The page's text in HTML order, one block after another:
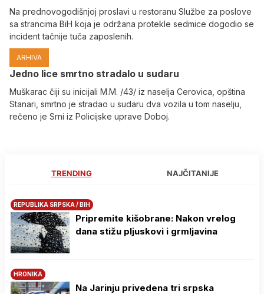
Na prednovogodišnjoj proslavi u restoranu Službe za poslove
sa strancima BiH koja je održana protekle sedmice dogodio se
incident tačnije tuča zaposlenih.
ARHIVA
Јedno lice smrtno stradalo u sudaru
Muškarac čiji su inicijali M.M. /43/ iz naselja Cerovica, opština
Stanari, smrtno je stradao u sudaru dva vozila u tom naselju,
rečeno je Srni iz Policijske uprave Doboj.
TRENDING NAJČITANIJE
REPUBLIKA SRPSKA / BIH
Pripremite kišobrane: Nakon vrelog
dana stižu pljuskovi i grmljavina
HRONIKA
Na Јarinju privedena tri srpska